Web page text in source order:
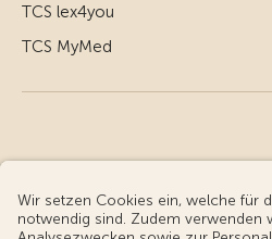
TCS lex4you
TCS MyMed